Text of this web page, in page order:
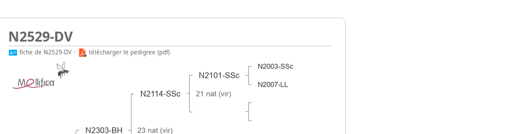
N2529-DV
fiche de N2529-DV • télécharger le pedigree (pdf)